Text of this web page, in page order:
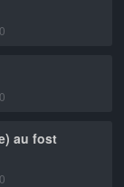
0
0
au fost
0